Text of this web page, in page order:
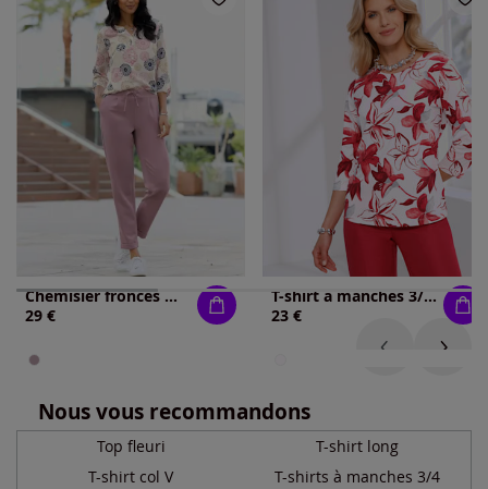
Chemisier fronces mode aux manches
29 €
T-shirt à manches 3/4 imprimé floral
23 €
Nous vous recommandons
Top fleuri
T-shirt long
T-shirt col V
T-shirts à manches 3/4